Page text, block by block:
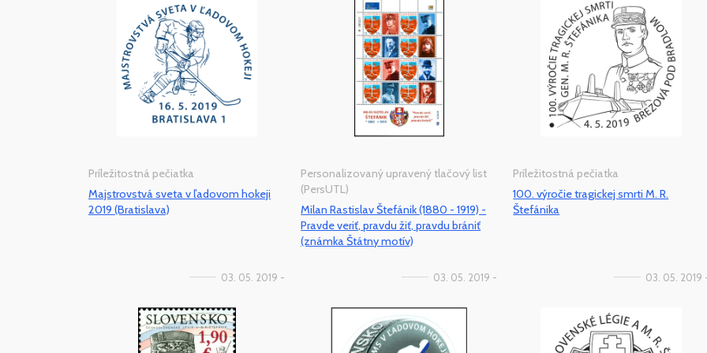
Príležitostná pečiatka
Majstrovstvá sveta v ľadovom hokeji
2019 (Bratislava)
Personalizovaný upravený tlačový list
(PersUTL)
Milan Rastislav Štefánik (1880 - 1919) -
Pravde veriť, pravdu žiť, pravdu brániť
(známka Štátny motív)
Príležitostná pečiatka
100. výročie tragickej smrti M. R.
Štefánika
03. 05. 2019 - 03. 05. 2019 - 03. 05. 2019